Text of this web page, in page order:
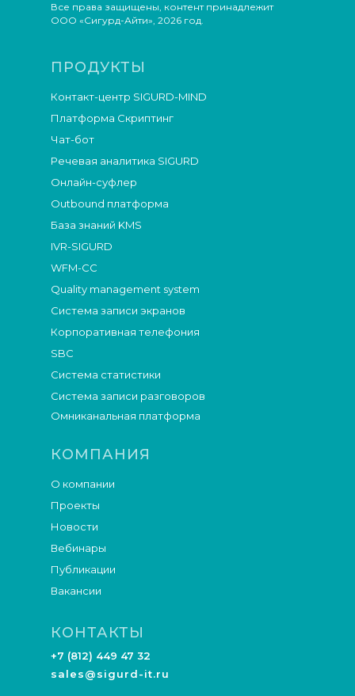
ПРОДУКТЫ
КОМПАНИЯ
КОНТАКТЫ
Контакт-центр SIGURD-MIND
Платформа Скриптинг
Чат-бот
Речевая аналитика SIGURD
Онлайн-суфлер
Outbound платформа
IVR-SIGURD
WFM-СС
О компании
Публикации
Вебинары
Новости
+7 (812) 449 47 32
sales@sigurd-it.ru
Все права защищены, контент принадлежит
ООО «Сигурд-Айти», 2026 год.
Вакансии
База знаний KMS
Quality management system
Система записи экранов
Проекты
Корпоративная телефония
SBC
Система статистики
Система записи разговоров
Омниканальная платформа